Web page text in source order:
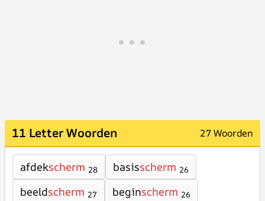
11 Letter Woorden 27 Woorden
afdekscherm 28 basisscherm 26
beeldscherm 27 beginscherm 26